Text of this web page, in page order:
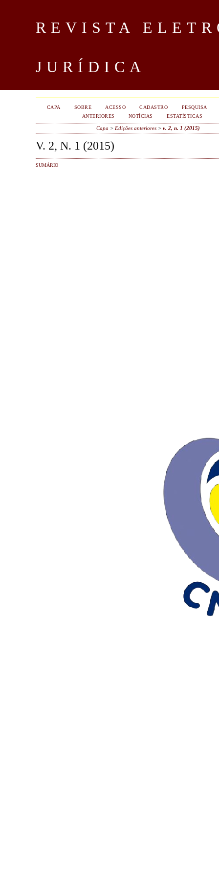
REVISTA
JURÍDICA
CAPA SOBRE ACESSO CADASTRO
PESQUISA
ANTERIORES
NOTÍCIAS ESTATÍSTICAS
Capa > Edições anteriores> v. 2, n. 1 (2015)
V. 2, N. 1 (2015)
SUMÁRIO